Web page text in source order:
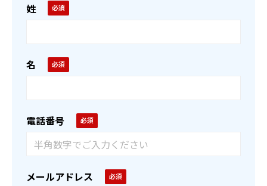
姓
名
電話番号
メールアドレス